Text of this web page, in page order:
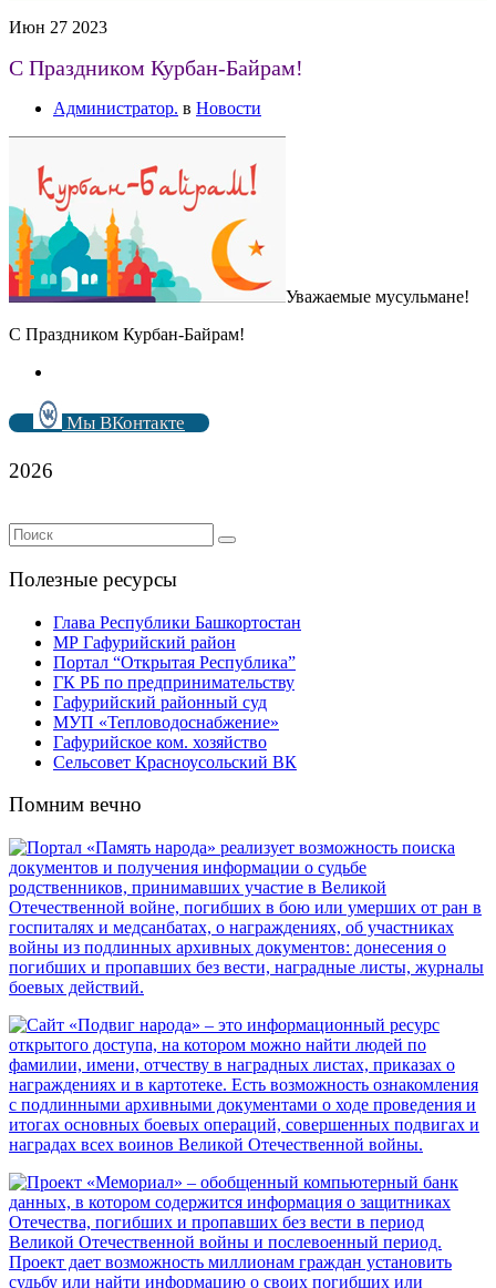
Июн 27 2023
С Праздником Курбан-Байрам!
Администратор. в Новости
Уважаемые мусульмане!
С Праздником Курбан-Байрам!
Мы ВКонтакте
2026
Полезные ресурсы
Глава Республики Башкортостан
МР Гафурийский район
Портал “Открытая Республика”
ГК РБ по предпринимательству
Гафурийский районный суд
МУП «Тепловодоснабжение»
Гафурийское ком. хозяйство
Сельсовет Красноусольский ВК
Помним вечно